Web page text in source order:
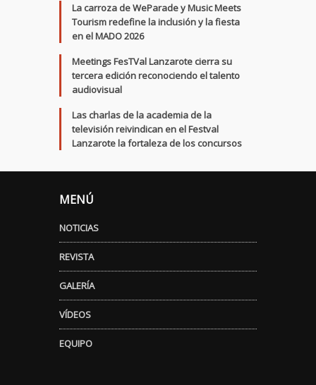
La carroza de WeParade y Music Meets
Tourism redefine la inclusión y la fiesta
en el MADO 2026
Meetings FesTVal Lanzarote cierra su
tercera edición reconociendo el talento
audiovisual
Las charlas de la academia de la
televisión reivindican en el Festval
Lanzarote la fortaleza de los concursos
MENÚ
NOTICIAS
REVISTA
GALERÍA
VÍDEOS
EQUIPO